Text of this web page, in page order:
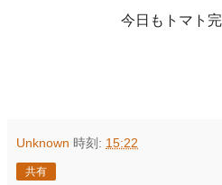
今日もトマト
Unknown 時刻: 15:22
共有